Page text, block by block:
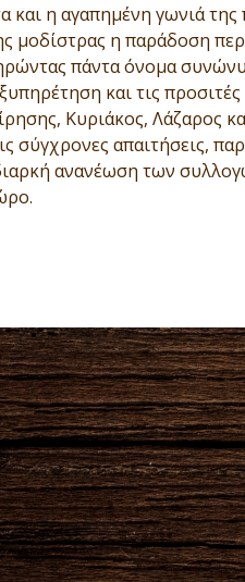
και η αγαπημένη γωνιά της
μοδίστρας η παράδοση
πάντα όνομα
και τις
Κυριάκος, Λάζαρος
σύγχρονες απαιτήσεις,
ανανέωση των